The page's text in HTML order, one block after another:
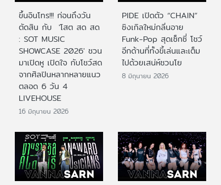
ขึ้นอินโทร!!! ก่อนถึงวัน
ตัดสิน กับ 'โสต สด สด
: SOT MUSIC
SHOWCASE 2026' ชวน
มาเปิดหู เปิดใจ กับโชว์สด
จากศิลปินหลากหลายแนว
ตลอด 6 วัน 4
LIVEHOUSE
16 มิถุนายน 2026
PIDE เปิดตัว “CHAIN”
ซิงเกิลใหม่กลิ่นอาย
Funk-Pop สุดเซ็กซี่ โชว์
อีกด้านที่ทั้งขี้เล่นและเต็ม
ไปด้วยเสน่ห์ชวนโย
8 มิถุนายน 2026